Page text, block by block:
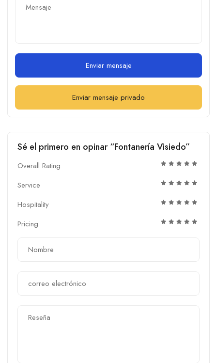
Enviar mensaje
Enviar mensaje privado
Sé el primero en opinar “Fontanería Visiedo”
Overall Rating
Service
Hospitality
Pricing